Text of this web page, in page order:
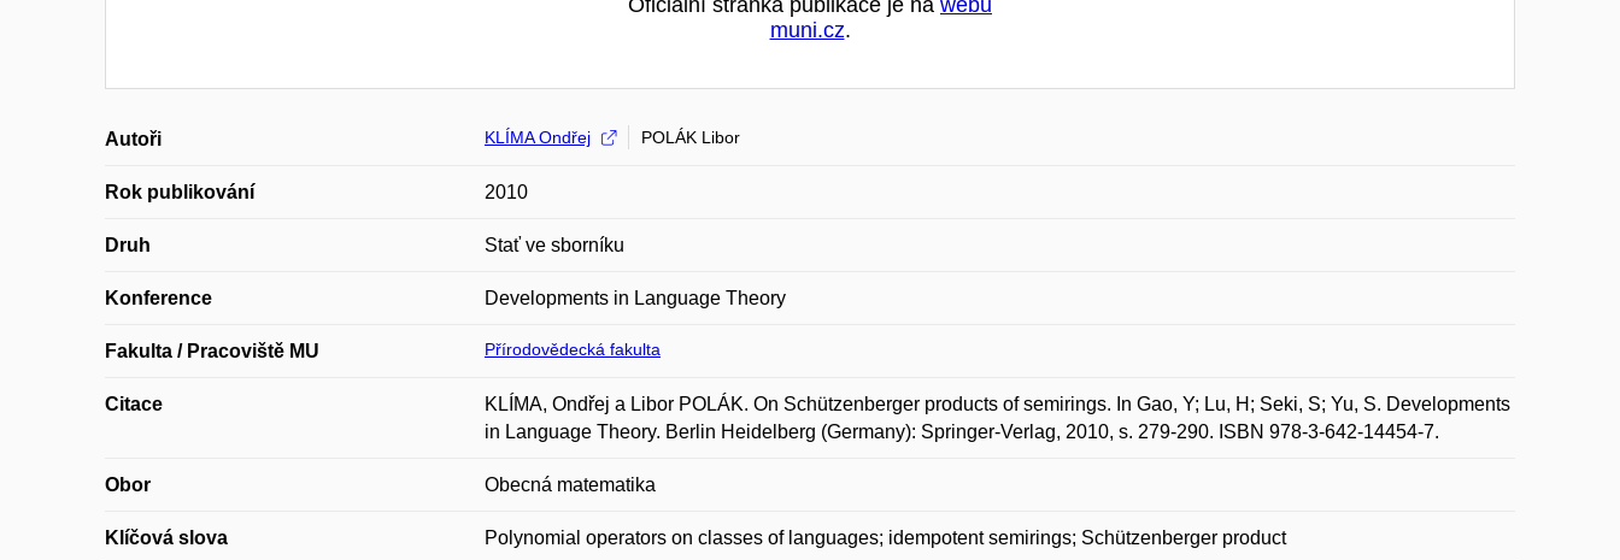
Oficiální stránka publikace je na webu
muni.cz.
Autoři KLÍMA Ondřej POLÁK Libor
Rok publikování 2010
Druh Stať ve sborníku
Konference Developments in Language Theory
Fakulta / Pracoviště MU Přírodovědecká fakulta
Citace
KLÍMA, Ondřej a Libor POLÁK. On Schützenberger products of semirings. In Gao, Y; Lu, H; Seki, S; Yu, S. Developments
in Language Theory. Berlin Heidelberg (Germany): Springer-Verlag, 2010, s. 279-290. ISBN 978-3-642-14454-7.
Obor Obecná matematika
Klíčová slova Polynomial operators on classes of languages; idempotent semirings; Schützenberger product